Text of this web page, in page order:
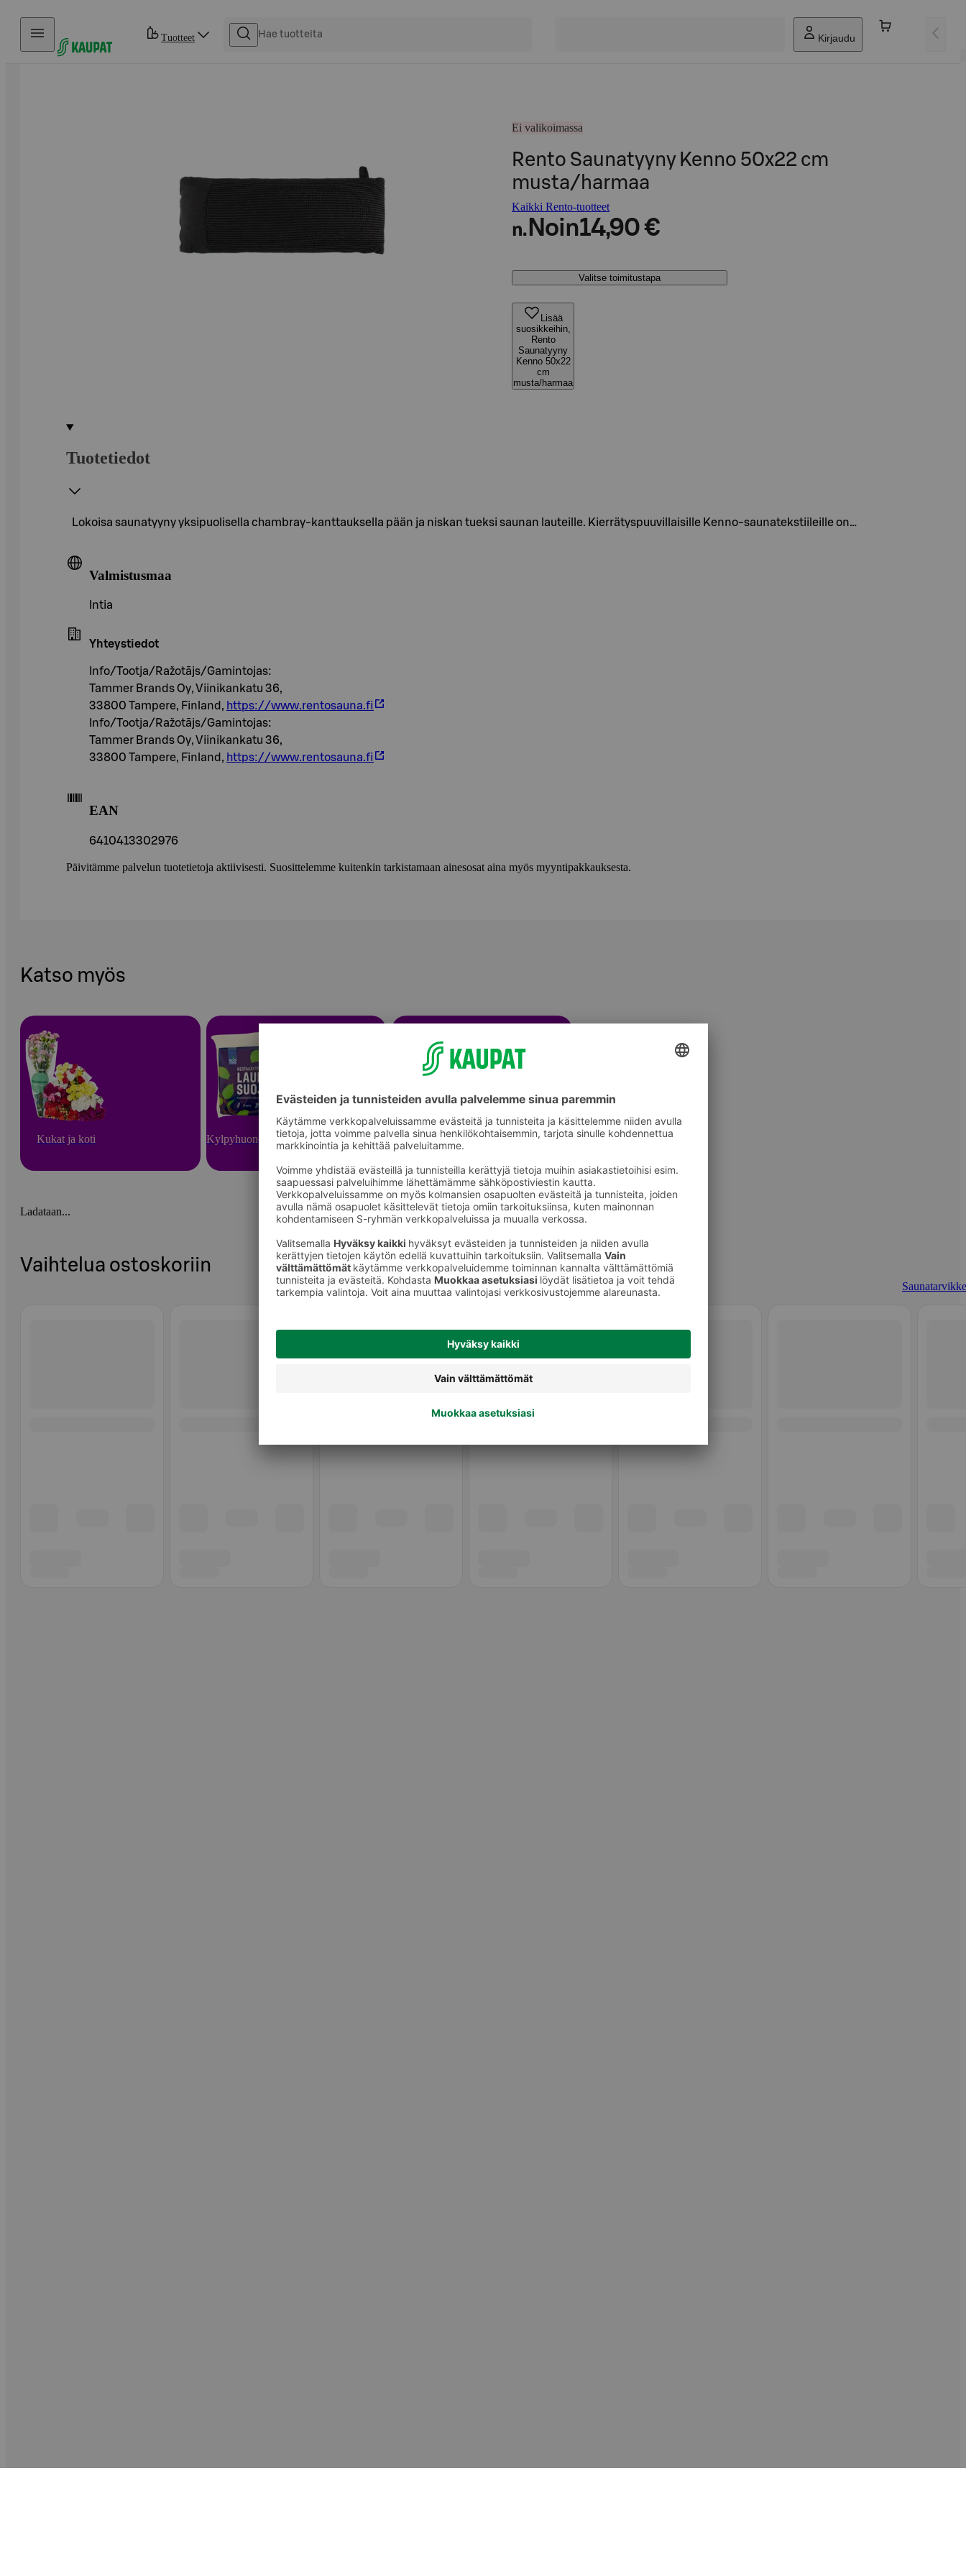
Hyppää sisältöön
Tuotteet Kirjaudu
Ei valikoimassa
Rento Saunatyyny Kenno 50x22 cm
musta/harmaa
Kaikki Rento-tuotteet
n. Noin14,90 €
Valitse toimitustapa
Lisää
suosikkeihin,
Rento
Saunatyyny
Kenno 50x22
cm
musta/harmaa
Tuotetiedot
Lokoisa saunatyyny yksipuolisella chambray-kanttauksella pään ja niskan tueksi saunan lauteille. Kierrätyspuuvillaisille Kenno-saunatekstiileille on…
Valmistusmaa
Intia
Yhteystiedot
Info/Tootja/Ražotājs/Gamintojas:
Tammer Brands Oy, Viinikankatu 36,
33800 Tampere, Finland, https://www.rentosauna.fi
Info/Tootja/Ražotājs/Gamintojas:
Tammer Brands Oy, Viinikankatu 36,
33800 Tampere, Finland, https://www.rentosauna.fi
EAN
6410413302976
Päivitämme palvelun tuotetietoja aktiivisesti. Suosittelemme kuitenkin tarkistamaan ainesosat aina myös myyntipakkauksesta.
Katso myös
Kukat ja koti Kylpyhuone ja sauna Saunatarvikkeet
Ladataan...
Vaihtelua ostoskoriin